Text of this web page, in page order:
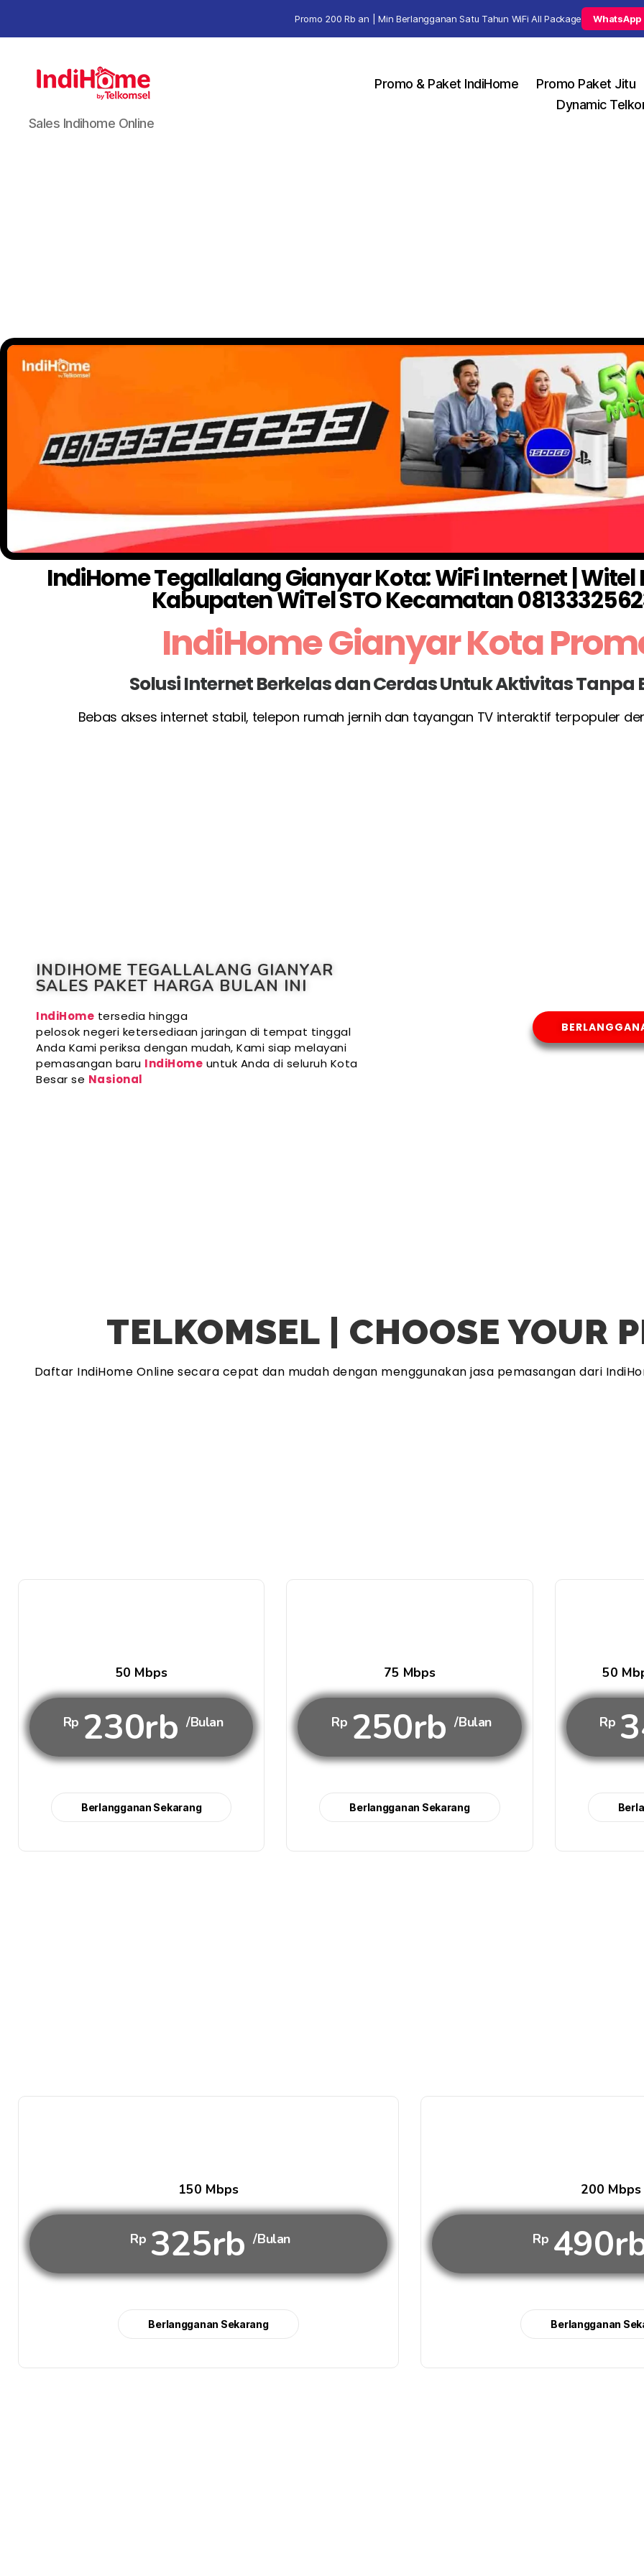
Sales Indihome Online
Promo & Paket IndiHome
Promo Paket Jitu
Dynamic
IndiHome Tegallalang Gianyar Kota: WiFi Internet |
Kabupaten WiTel STO Kecamatan
IndiHome Gianyar Kota
Solusi Internet Berkelas dan Cerdas Untuk Aktivitas Tanpa
Bebas akses internet stabil, telepon rumah jernih dan tayangan TV interaktif terpopuler
INDIHOME TEGALLALANG GIANYAR
SALES PAKET HARGA BULAN INI
IndiHome tersedia hingga
pelosok negeri ketersediaan jaringan di tempat tinggal
Anda Kami periksa dengan mudah, Kami siap melayani
pemasangan baru IndiHome untuk Anda di seluruh Kota
Besar se Nasional
TELKOMSEL | CHOOSE YOUR
Daftar IndiHome Online secara cepat dan mudah dengan menggunakan jasa pemasangan dari
50 Mbps
Rp 230rb /Bulan
Berlangganan Sekarang
75 Mbps
Rp 250rb /Bulan
Berlangganan Sekarang
50
Rp
150 Mbps
Rp 325rb /Bulan
Berlangganan Sekarang
200 Mbps
Rp
Berlangganan
Promo 200 Rb an | Min Berlangganan Satu Tahun WiFi All Package WhatsApp